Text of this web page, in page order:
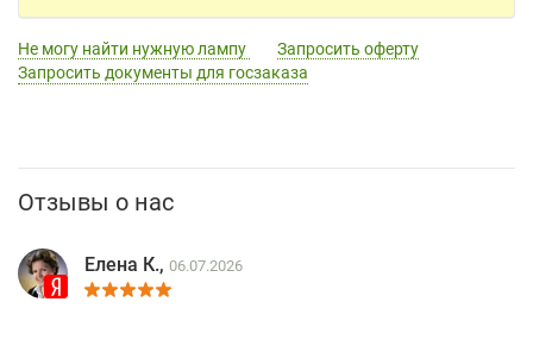
Не могу найти нужную лампу
Запросить оферту
Запросить документы для госзаказа
Отзывы о нас
Елена К., 06.07.2026